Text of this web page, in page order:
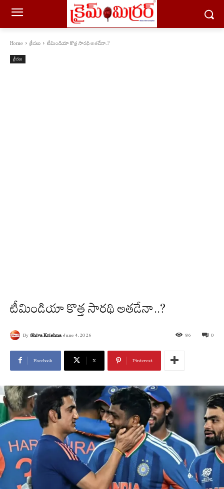
Home క్రీడలు టీమిండియా కొత్త సారథి అతడేనా..?
క్రీడలు
టీమిండియా కొత్త సారథి అతడేనా..?
By Shiva Krishna June 4, 2026 0
86
Facebook X Pinterest